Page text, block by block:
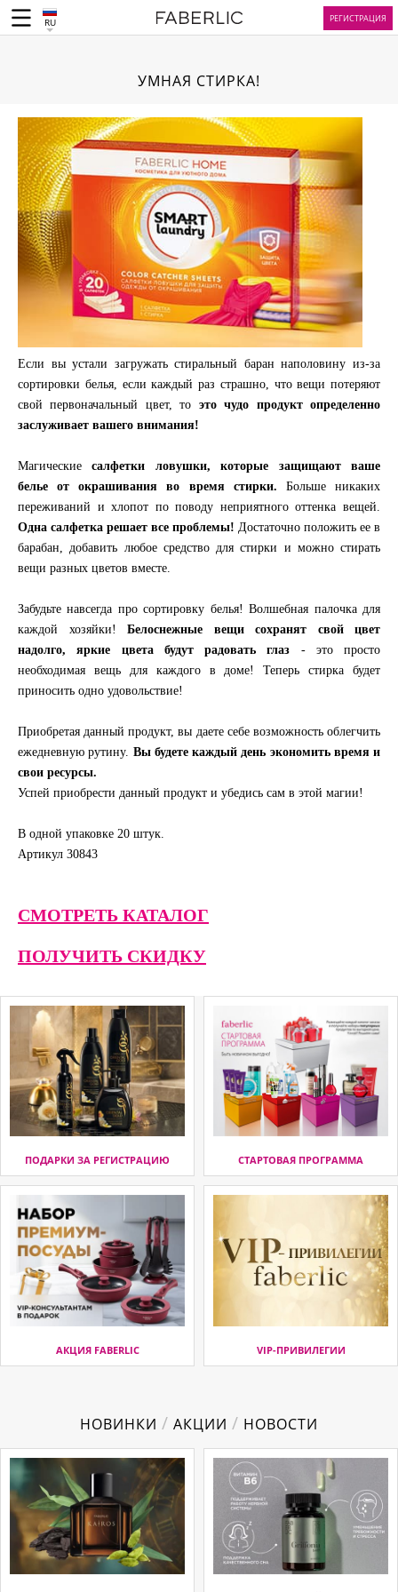
RU РЕГИСТРАЦИЯ
УМНАЯ СТИРКА!
Если вы устали загружать стиральный баран наполовину из-за
сортировки белья, если каждый раз страшно, что вещи потеряют
свой первоначальный цвет, то это чудо продукт определенно
заслуживает вашего внимания!
Магическиесалфетки ловушки, которые защищают ваше
белье от окрашивания во время стирки. Больше никаких
переживаний и хлопот по поводу неприятного оттенка вещей.
Одна салфетка решает все проблемы! Достаточно положить ее в
барабан, добавить любое средство для стирки и можно стирать
вещи разных цветов вместе.
Забудьте навсегда про сортировку белья! Волшебная палочка для
каждой хозяйки! Белоснежные вещи сохранят свой цвет
надолго, яркие цвета будут радовать глаз - это просто
необходимая вещь для каждого в доме! Теперь стирка будет
приносить одно удовольствие!
Приобретая данный продукт, вы даете себе возможность облегчить
ежедневную рутину. Вы будете каждый день экономить время и
свои ресурсы.
Успей приобрести данный продукт и убедись сам в этой магии!
В одной упаковке 20 штук.
Артикул 30843
СМОТРЕТЬ КАТАЛОГ
ПОЛУЧИТЬ СКИДКУ
ПОДАРКИ ЗА РЕГИСТРАЦИЮ СТАРТОВАЯ ПРОГРАММА
АКЦИЯ FABERLIC VIP-ПРИВИЛЕГИИ
НОВИНКИ / АКЦИИ / НОВОСТИ